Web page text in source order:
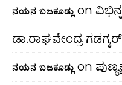
ನಯನ ಬಜಕೂಡ್ಲು on
ಡಾ.ರಾಘವೇಂದ್ರ ಗಡಗ್ಕರ್
ನಯನ ಬಜಕೂಡ್ಲು on